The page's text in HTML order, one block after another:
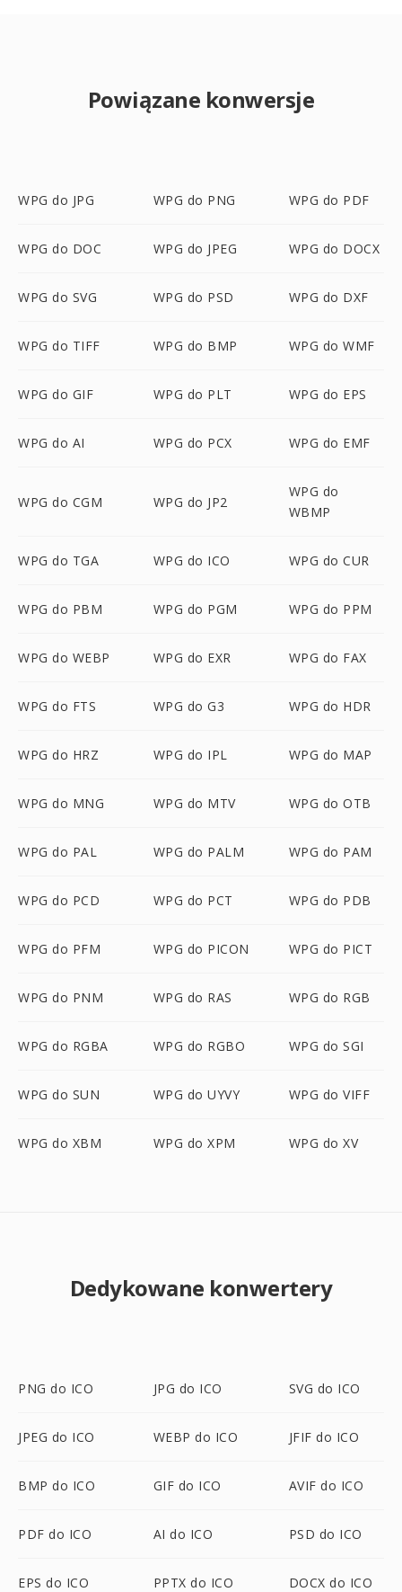
Powiązane konwersje
WPG do JPG WPG do PNG WPG do PDF
WPG do DOC WPG do JPEG WPG do DOCX
WPG do SVG WPG do PSD WPG do DXF
WPG do TIFF WPG do BMP WPG do WMF
WPG do GIF WPG do PLT WPG do EPS
WPG do AI WPG do PCX WPG do EMF
WPG do CGM WPG do JP2
WPG do
WBMP
WPG do TGA WPG do ICO WPG do CUR
WPG do PBM WPG do PGM WPG do PPM
WPG do WEBP WPG do EXR WPG do FAX
WPG do FTS WPG do G3 WPG do HDR
WPG do HRZ WPG do IPL WPG do MAP
WPG do MNG WPG do MTV WPG do OTB
WPG do PAL WPG do PALM WPG do PAM
WPG do PCD WPG do PCT WPG do PDB
WPG do PFM WPG do PICON WPG do PICT
WPG do PNM WPG do RAS WPG do RGB
WPG do RGBA WPG do RGBO WPG do SGI
WPG do SUN WPG do UYVY WPG do VIFF
WPG do XBM WPG do XPM WPG do XV
Dedykowane konwertery
PNG do ICO JPG do ICO SVG do ICO
JPEG do ICO WEBP do ICO JFIF do ICO
BMP do ICO GIF do ICO AVIF do ICO
PDF do ICO AI do ICO PSD do ICO
EPS do ICO PPTX do ICO DOCX do ICO